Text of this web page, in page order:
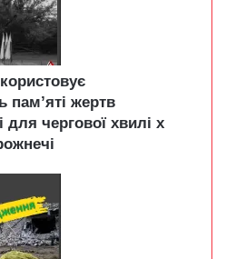
пам’яті жертв
чергової хвилі х